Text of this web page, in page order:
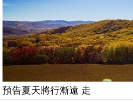
預告夏天將行漸遠 走